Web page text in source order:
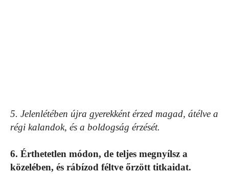
5. Jelenlétében újra gyerekként érzed magad, átélve a
régi kalandok, és a boldogság érzését.
6. Érthetetlen módon, de teljes megnyílsz a
közelében, és rábízod féltve őrzött titkaidat.